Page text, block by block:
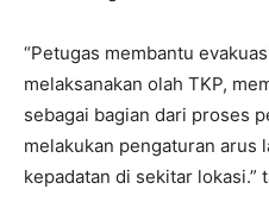
“Petugas membantu
melaksanakan olah TKP,
sebagai bagian dari proses
melakukan pengaturan arus
kepadatan di sekitar lokasi.”